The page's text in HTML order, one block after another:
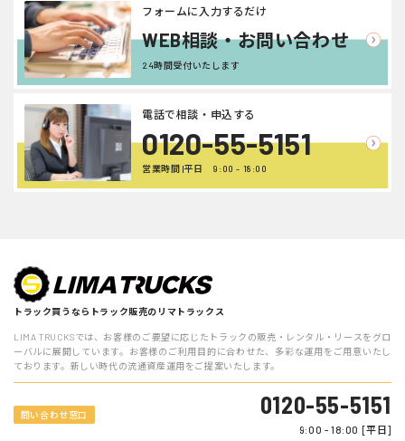
WEB相談・お問い合わせ
フォームに入力するだけ
24時間受付いたします
0120-55-5151
電話で相談・申込する
営業時間 |平日 9:00 - 18:00
トラック買うならトラック販売のリマトラックス
LIMA TRUCKSでは、お客様のご要望に応じたトラックの販売・レンタル・リースをグロ
ーバルに展開しています。お客様のご利用目的に合わせた、多彩な運用をご用意いたし
ております。新しい時代の流通資産運用をご提案いたします。
問い合わせ窓口 0120-55-5151
9:00 - 18:00 [平日]